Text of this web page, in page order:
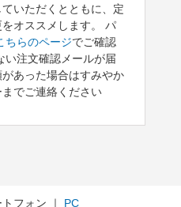
いただくとともに、定
オススメします。 パ
ちらのページでご確認
い注文確認メールが届
あった場合はすみやか
でご連絡ください
フォン ｜ PC